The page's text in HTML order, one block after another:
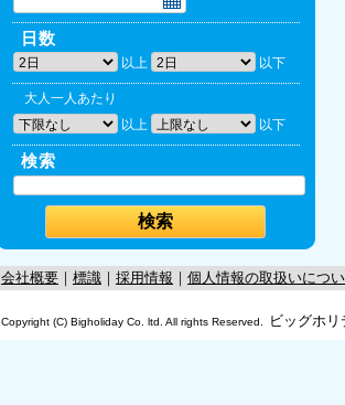
日数
以上 以下
大人一人あたり
以上
以下
検索
会社概要 ｜ 標識 ｜ 採用情報 ｜ 個人情報の取扱いにつ
Copyright (C) Bigholiday Co. ltd. All rights Reserved. ビッグホリ